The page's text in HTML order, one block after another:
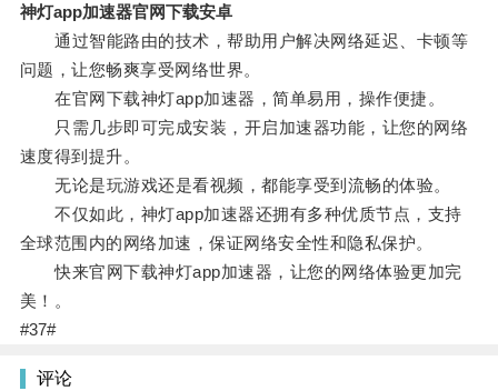
神灯app加速器官网下载安卓
通过智能路由的技术，帮助用户解决网络延迟、卡顿等
问题，让您畅爽享受网络世界。
在官网下载神灯app加速器，简单易用，操作便捷。
只需几步即可完成安装，开启加速器功能，让您的网络
速度得到提升。
无论是玩游戏还是看视频，都能享受到流畅的体验。
不仅如此，神灯app加速器还拥有多种优质节点，支持
全球范围内的网络加速，保证网络安全性和隐私保护。
快来官网下载神灯app加速器，让您的网络体验更加完
美！。
#37#
评论